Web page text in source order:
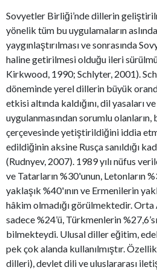
Sovyetler Birliği’nde dillerin
yönelik tüm bu uygulamaların aslında
yaygınlaştırılması ve sonrasında
haline getirilmesi olduğu ileri
Kirkwood, 1990; Schlyter, 2001).
döneminde yerel dillerin büyük
etkisi altında kaldığını, dil yasaları
uygulanmasından sorumlu
çerçevesinde yetiştirildiğini iddia
edildiğinin aksine Rusça sanıldığı
(Rudnyev, 2007). 1989 yılı nüfus
ve Tatarların %30'unun, Letonların
yaklaşık %40'ının ve Ermenilerin
hâkim olmadığı görülmektedir. Orta
sadece %24’ü, Türkmenlerin
bilmekteydi. Ulusal diller eğitim,
pek çok alanda kullanılmıştır.
dilleri), devlet dili ve uluslararası